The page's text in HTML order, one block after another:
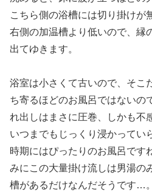
こちら側の浴槽には切り掛けが
右側の加温槽より低いので、縁
出てゆきます。
浴室は小さくて古いので、そこ
ち寄るほどのお風呂ではないの
れ出しはまさに圧巻、しかも不
いつまでもじっくり浸かってい
時期にはぴったりのお風呂です
みにこの大量掛け流しは男湯の
槽があるだけなんだそうです…。